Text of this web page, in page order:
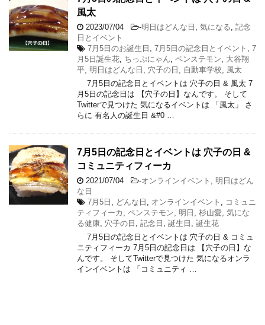
風太
2023/07/04 -明日はどんな日 気になる 記念
日とイベント
7月5日のお誕生日
7月5日の記念日とイベント
7
月5日誕生花 ちっぷにゃん ペンステモン
大谷翔
平 明日はどんな日 穴子の日 自動車学校
風太
7月5日の記念日とイベントは 穴子の日 & 風太 7
月5日の記念日は 【穴子の日】なんです。 そして
Twitterで見つけた 気になるイベントは 「風太」 さ
らに 有名人の誕生日 &#0 …
7月5日の記念日とイベントは 穴子の日 &
コミュニティフィーカ
2021/07/04 -オンラインイベント
明日はどん
な日
7月5日
どんな日 オンラインイベント
コミュニ
ティフィーカ
ペンステモン 明日 杉山愛 気にな
る健康 穴子の日 記念日 誕生日
誕生花
7月5日の記念日とイベントは 穴子の日 & コミュ
ニティフィーカ 7月5日の記念日は 【穴子の日】な
んです。 そしてTwitterで見つけた 気になるオンラ
インイベントは 「コミュニティ …